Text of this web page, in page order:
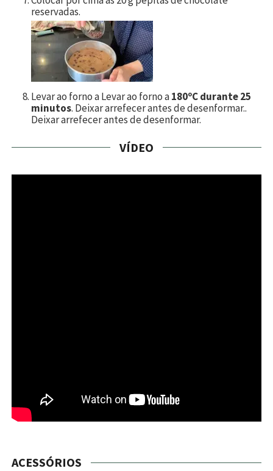
reservadas.
Levar ao forno a Levar ao forno a180ºC durante 25
minutos. Deixar arrefecer antes de desenformar..
Deixar arrefecer antes de desenformar.
VÍDEO
ACESSÓRIOS